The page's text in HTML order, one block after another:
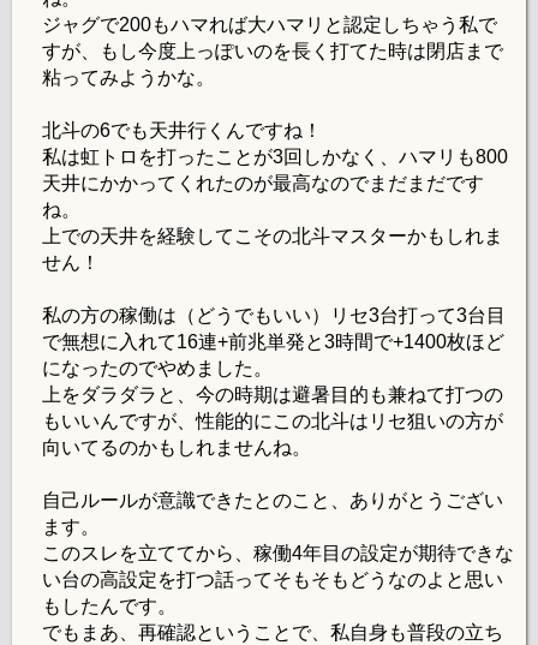
ジャグで200もハマれば大ハマリと認定しちゃう私で
すが、もし今度上っぽいのを長く打てた時は閉店まで
粘ってみようかな。
北斗の6でも天井行くんですね！
私は虹トロを打ったことが3回しかなく、ハマリも800
天井にかかってくれたのが最高なのでまだまだです
ね。
上での天井を経験してこその北斗マスターかもしれま
せん！
私の方の稼働は（どうでもいい）リセ3台打って3台目
で無想に入れて16連+前兆単発と3時間で+1400枚ほど
になったのでやめました。
上をダラダラと、今の時期は避暑目的も兼ねて打つの
もいいんですが、性能的にこの北斗はリセ狙いの方が
向いてるのかもしれませんね。
自己ルールが意識できたとのこと、ありがとうござい
ます。
このスレを立ててから、稼働4年目の設定が期待できな
い台の高設定を打つ話ってそもそもどうなのよと思い
もしたんです。
でもまあ、再確認ということで、私自身も普段の立ち